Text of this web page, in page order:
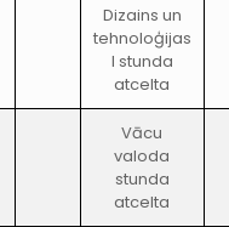
Dizains un
tehnoloģijas
I stunda
atcelta
Vācu
valoda
stunda
atcelta